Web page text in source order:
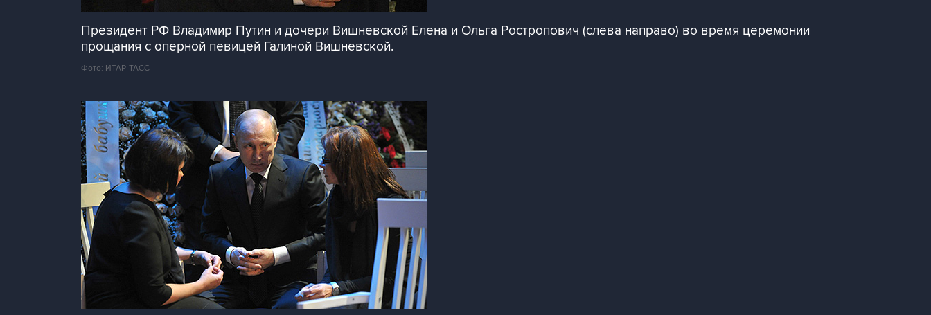
Президент РФ Владимир Путин и дочери Вишневской Елена и Ольга Ростропович (слева направо) во время церемонии
прощания с оперной певицей Галиной Вишневской.
Фото: ИТАР-ТАСС